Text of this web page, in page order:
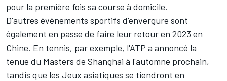
pour la première fois sa course à domicile.
D'autres événements sportifs d'envergure sont
également en passe de faire leur retour en 2023 en
Chine. En tennis, par exemple, l'ATP a annoncé la
tenue du Masters de Shanghai à l'automne prochain,
tandis que les Jeux asiatiques se tiendront en